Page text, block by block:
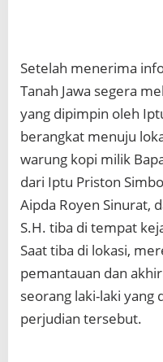
Setelah menerima
Tanah Jawa segera
yang dipimpin oleh
berangkat menuju
warung kopi milik
dari Iptu Priston
Aipda Royen Sinurat,
S.H. tiba di tempat
Saat tiba di lokasi,
pemantauan dan
seorang laki-laki yang
perjudian tersebut.